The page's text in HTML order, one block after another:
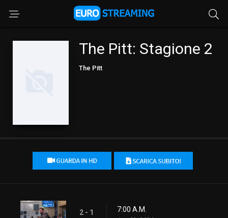
The Pitt: Stagione 2
The Pitt
2 - 1 7:00 A.M.